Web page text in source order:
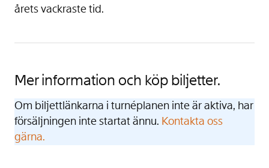
årets vackraste tid.
Mer information och köp biljetter.
Om biljettlänkarna i turnéplanen inte är aktiva, har
försäljningen inte startat ännu. Kontakta oss
gärna.